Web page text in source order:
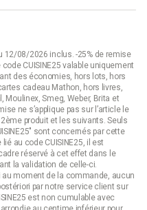
12/08/2026 inclus. -25% de remise
CUISINE25 valable uniquement
des économies, hors lots, hors
cadeau Mathon, hors livres,
Moulinex, Smeg, Weber, Brita et
ne s’applique pas sur l’article le
produit et les suivants. Seuls
sont concernés par cette
au code CUISINE25, il est
réservé à cet effet dans le
la validation de celle-ci.
au moment de la commande, aucun
par notre service client sur
est non cumulable avec